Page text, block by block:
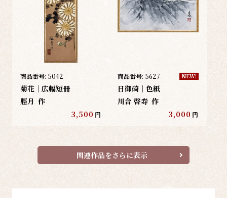
商品番号: 5042
菊花｜広幅短冊
脛月 作
3,500 円
商品番号: 5627 NEW!
日御碕｜色紙
川合 啓寿 作
3,000 円
関連作品をさらに表示